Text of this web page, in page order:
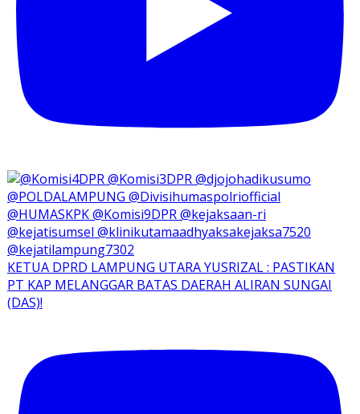
KETUA DPRD LAMPUNG UTARA YUSRIZAL : PASTIKAN
PT KAP MELANGGAR BATAS DAERAH ALIRAN SUNGAI
(DAS)!